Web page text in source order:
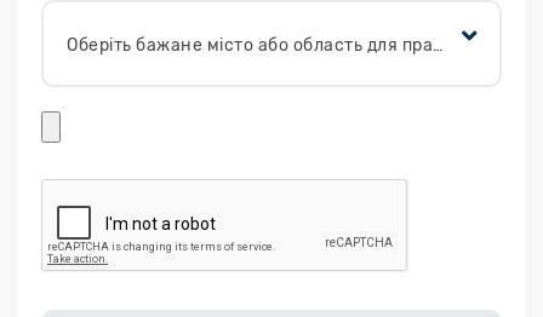
Оберіть бажане місто або область для працевлаштування